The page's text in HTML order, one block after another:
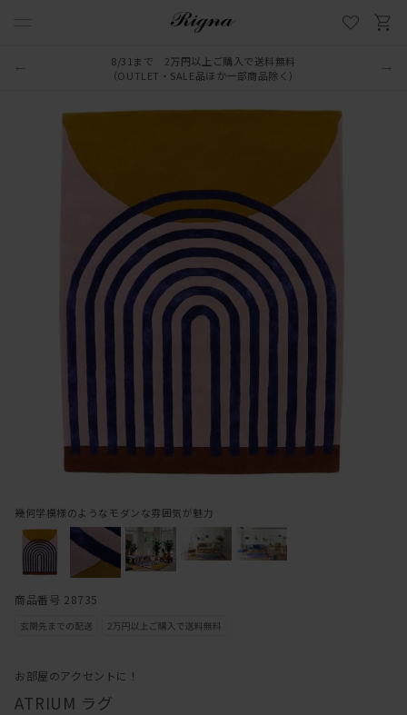
8/31まで 2万円以上ご購入で送料無料
（OUTLET・SALE品ほか一部商品除く）
お部屋のアクセントに！
ATRIUM ラグ
幾何学模様のようなモダンな雰囲気が魅力
商品番号 28735